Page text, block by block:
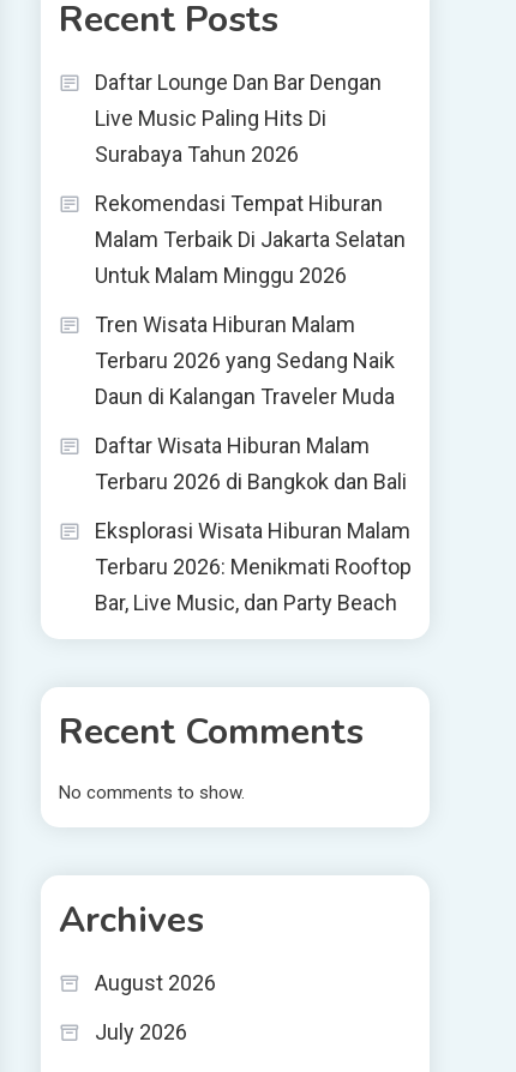
Recent Posts
Daftar Lounge Dan Bar Dengan
Live Music Paling Hits Di
Surabaya Tahun 2026
Rekomendasi Tempat Hiburan
Malam Terbaik Di Jakarta Selatan
Untuk Malam Minggu 2026
Tren Wisata Hiburan Malam
Terbaru 2026 yang Sedang Naik
Daun di Kalangan Traveler Muda
Daftar Wisata Hiburan Malam
Terbaru 2026 di Bangkok dan Bali
Eksplorasi Wisata Hiburan Malam
Terbaru 2026: Menikmati Rooftop
Bar, Live Music, dan Party Beach
Recent Comments
No comments to show.
Archives
August 2026
July 2026